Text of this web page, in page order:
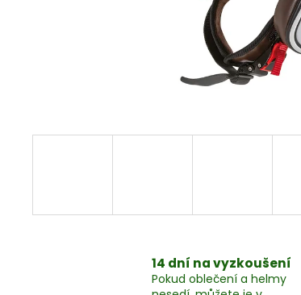
14 dní na vyzkoušení
Pokud oblečení a helmy